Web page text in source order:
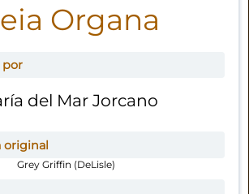
Organa
del Mar Jorcano
original
Grey Griffin (DeLisle)